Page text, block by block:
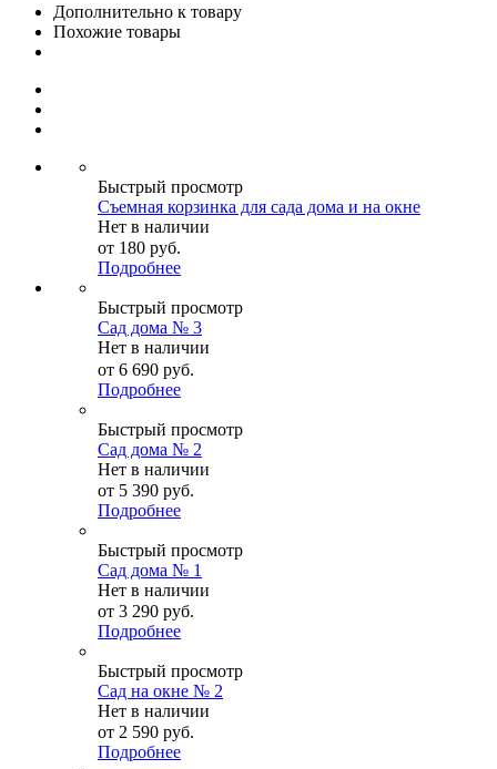
Дополнительно к товару
Похожие товары
Быстрый просмотр
Съемная корзинка для сада дома и на окне
Нет в наличии
от 180 руб.
Подробнее
Быстрый просмотр
Сад дома № 3
Нет в наличии
от 6 690 руб.
Подробнее
Быстрый просмотр
Сад дома № 2
Нет в наличии
от 5 390 руб.
Подробнее
Быстрый просмотр
Сад дома № 1
Нет в наличии
от 3 290 руб.
Подробнее
Быстрый просмотр
Сад на окне № 2
Нет в наличии
от 2 590 руб.
Подробнее